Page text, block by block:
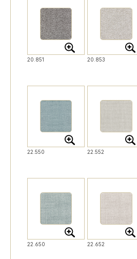
20.851 20.853
22.550 22.552
22.650 22.652